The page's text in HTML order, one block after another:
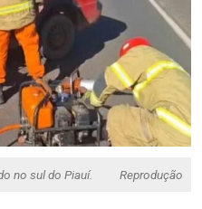
no sul do Piauí. Reprodução